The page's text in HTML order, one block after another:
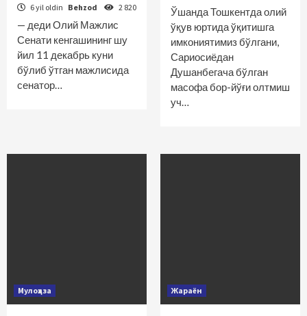
6 yil oldin Behzod 2 820
— деди Олий Мажлис
Сенати кенгашининг шу
йил 11 декабрь куни
бўлиб ўтган мажлисида
сенатор…
Ўшанда Тошкентда олий
ўқув юртида ўқитишга
имкониятимиз бўлгани,
Сариосиёдан
Душанбегача бўлган
масофа бор-йўғи олтмиш
уч…
Мулоҳаза Жараён